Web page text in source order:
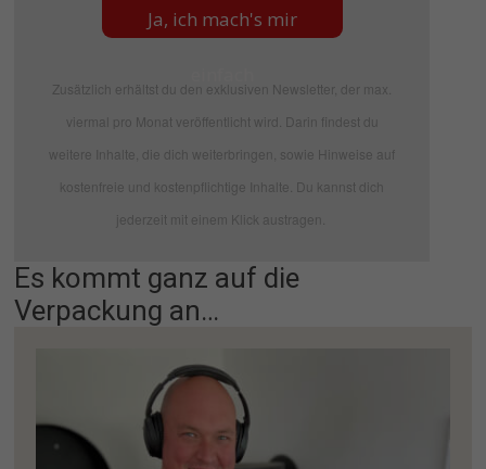
Ja, ich mach's mir
Zusätzlich erhältst du den exklusiven Newsletter, der max.
viermal pro Monat veröffentlicht wird. Darin findest du
weitere Inhalte, die dich weiterbringen, sowie Hinweise auf
kostenfreie und kostenpflichtige Inhalte. Du kannst dich
jederzeit mit einem Klick austragen.
Es kommt ganz auf die
Verpackung an…